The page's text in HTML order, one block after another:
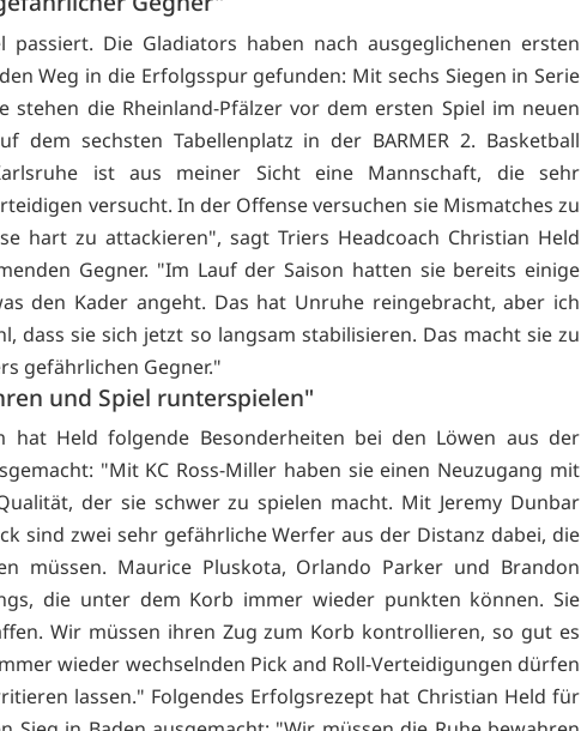
passiert. Die Gladiators haben nach ausgeglichenen ersten
Weg in die Erfolgsspur gefunden: Mit sechs Siegen in Serie
stehen die Rheinland-Pfälzer vor dem ersten Spiel im neuen
dem sechsten Tabellenplatz in der BARMER 2. Basketball
ist aus meiner Sicht eine Mannschaft, die sehr
versucht. In der Offense versuchen sie Mismatches zu
hart zu attackieren", sagt Triers Headcoach Christian Held
Gegner. "Im Lauf der Saison hatten sie bereits einige
den Kader angeht. Das hat Unruhe reingebracht, aber ich
dass sie sich jetzt so langsam stabilisieren. Das macht sie zu
gefährlichen Gegner."
und Spiel runterspielen"
hat Held folgende Besonderheiten bei den Löwen aus der
"Mit KC Ross-Miller haben sie einen Neuzugang mit
der sie schwer zu spielen macht. Mit Jeremy Dunbar
sind zwei sehr gefährliche Werfer aus der Distanz dabei, die
müssen. Maurice Pluskota, Orlando Parker und Brandon
die unter dem Korb immer wieder punkten können. Sie
Wir müssen ihren Zug zum Korb kontrollieren, so gut es
wieder wechselnden Pick and Roll-Verteidigungen dürfen
lassen." Folgendes Erfolgsrezept hat Christian Held für